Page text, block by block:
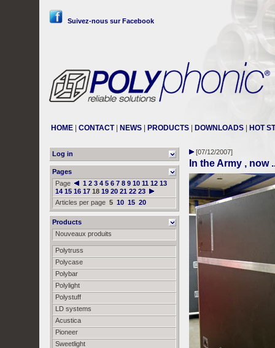
Suivez-nous sur Facebook
HOME CONTACT| NEWS PRODUCTS DOWNLOADS HOT
Log in
Pages
Page
1 2 3 4 5 6 7 8 9 10 11 12 13
14 15 16 17 18 19 20 21 22 23
Articles per page 5 10 15 20
Products
Nouveaux produits
Polytruss
Polycase
Polybar
Polylight
Polystuff
LD systems
Acustica
Pioneer
Sweetlight
[07/12/2007]
In the Army , now